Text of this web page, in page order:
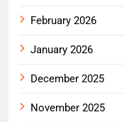
February 2026
January 2026
December 2025
November 2025